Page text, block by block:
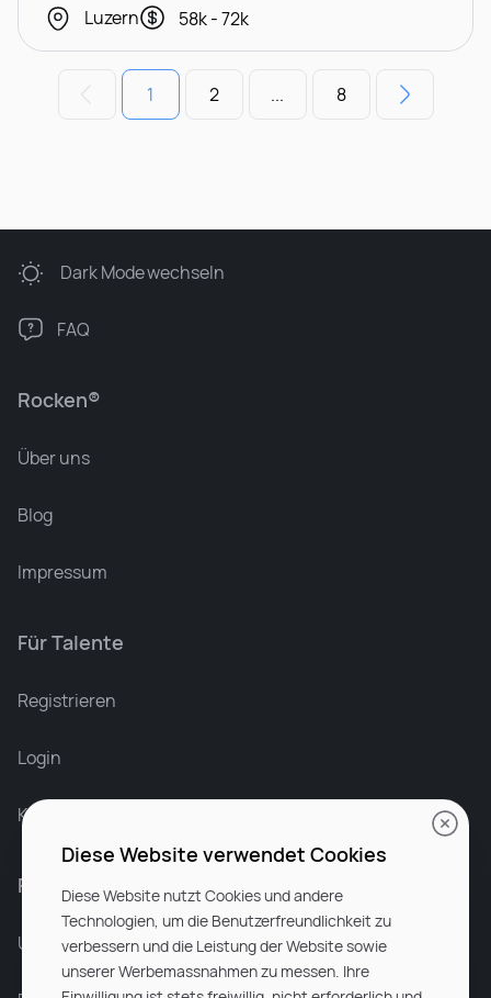
Luzern
58k - 72k
1 2 ... 8
Rocken®
Über uns
Blog
Impressum
Für Talente
Registrieren
Login
Karriere bei Rocken
Für Unternehmen
Unsere Dienstleistungen
Dark Modewechseln
FAQ
Diese Website verwendet Cookies
Diese Website nutzt Cookies und andere
Technologien, um die Benutzerfreundlichkeit zu
verbessern und die Leistung der Website sowie
unserer Werbemassnahmen zu messen. Ihre